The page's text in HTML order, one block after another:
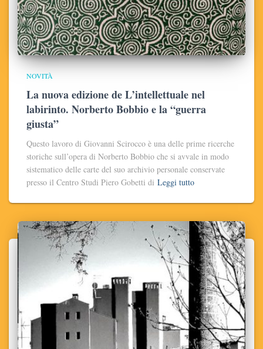
NOVITÀ
La nuova edizione de L’intellettuale nel
labirinto. Norberto Bobbio e la “guerra
giusta”
Questo lavoro di Giovanni Scirocco è una delle prime ricerche
storiche sull’opera di Norberto Bobbio che si avvale in modo
sistematico delle carte del suo archivio personale conservate
presso il Centro Studi Piero Gobetti di Leggi tutto